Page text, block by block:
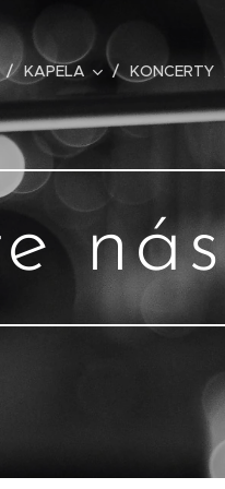
KAPELA KONCERTY
nás